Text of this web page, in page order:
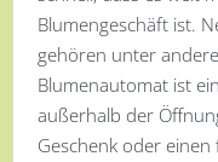
Blumengeschäft ist.
gehören unter
Blumenautomat ist
außerhalb der
Geschenk oder